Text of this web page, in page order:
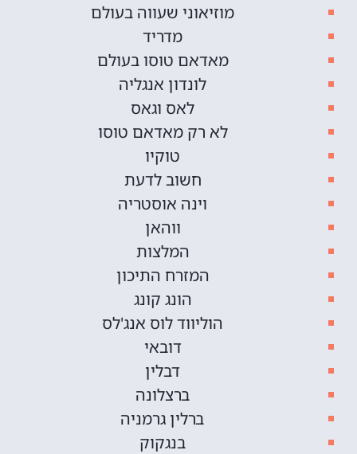
מוזיאוני שעווה בעולם
מדריד
מאדאם טוסו בעולם
לונדון אנגליה
לאס וגאס
לא רק מאדאם טוסו
טוקיו
חשוב לדעת
וינה אוסטריה
ווהאן
המלצות
המזרח התיכון
הונג קונג
הוליווד לוס אנג'לס
דובאי
דבלין
ברצלונה
ברלין גרמניה
בנגקוק